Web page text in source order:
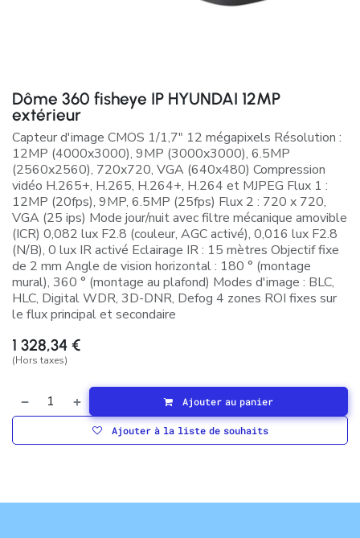
Dôme 360 fisheye IP HYUNDAI 12MP
extérieur
Capteur d'image CMOS 1/1,7" 12 mégapixels Résolution :
12MP (4000x3000), 9MP (3000x3000), 6.5MP
(2560x2560), 720x720, VGA (640x480) Compression
vidéo H.265+, H.265, H.264+, H.264 et MJPEG Flux 1 :
12MP (20fps), 9MP, 6.5MP (25fps) Flux 2 : 720 x 720,
VGA (25 ips) Mode jour/nuit avec filtre mécanique amovible
(ICR) 0,082 lux F2.8 (couleur, AGC activé), 0,016 lux F2.8
(N/B), 0 lux IR activé Eclairage IR : 15 mètres Objectif fixe
de 2 mm Angle de vision horizontal : 180 ° (montage
mural), 360 ° (montage au plafond) Modes d'image : BLC,
HLC, Digital WDR, 3D-DNR, Defog 4 zones ROI fixes sur
le flux principal et secondaire
1 328,34 €
(Hors taxes)
Ajouter au panier
Ajouter à la liste de souhaits